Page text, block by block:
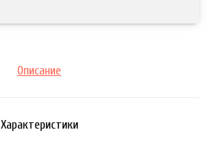
Описание
Характеристики